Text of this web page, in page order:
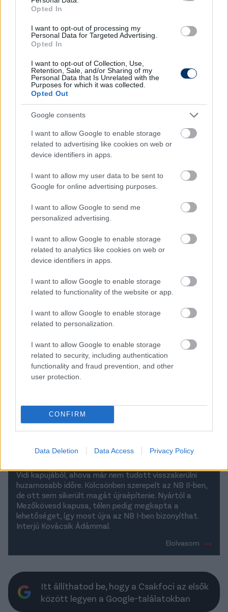
Opted In
I want to opt-out of processing my
Personal Data for Targeted Advertising.
Opted In
I want to opt-out of Collection, Use,
Retention, Sale, and/or Sharing of my
Personal Data that Is Unrelated with the
Purposes for which it was collected.
Opted Out
Google consents
I want to allow Google to enable storage
related to advertising like cookies on web or
device identifiers in apps.
I want to allow my user data to be sent to
Google for online advertising purposes.
I want to allow Google to send me
personalized advertising.
I want to allow Google to enable storage
related to analytics like cookies on web or
device identifiers in apps.
I want to allow Google to enable storage
related to functionality of the website or app.
I want to allow Google to enable storage
related to personalization.
I want to allow Google to enable storage
related to security, including authentication
functionality and fraud prevention, and other
user protection.
CONFIRM
Data Deletion Data Access Privacy Policy
stabil formációt, amely sikeres lehet az Eb-n.
- A hazai pálya, a szurkolók viszont szárnyat
adhatnak a német csapatnak. Ami pedig
Magyarországot illeti: ha úgy játszik, mint a
kvalifikáció során, akkor sikeres lehet, és
továbbjuthat az egyenes kieséses szakaszba
mondta 61 éves tréner.
A magyarokat a 2016-os kontinensviadalon a
nyolcaddöntőig vezető Storck az interjú végén szót
ejtett a Ferencváros és az Olimpiakosz 16 közé
jutásért zajló párharcáról a Konferencia-ligában.
stadionjában jó esély mutatkozik arra, hogy
egygólos hátrányát ledolgozva továbbjusson a
magyar bajnok.
Az NB I nagy visszatérője a Vidiről és a
válogatottság után ott vagyok a nagy
semmiben"
szinten: bajnok volt, kupagyőztes, válogatott. Aztán
Vidi kapujából, ahova már nem tudott visszakerülni
huzamosabb időre. Kölcsönben szerepelt az NB II-ben,
de ott sem sikerült magát újraépítenie. Nyártól a
Mezőkövesd kapusa, télen pedig megkapta a
lehetőséget, így most újra az NB I-ben bizonyíthat.
Interjú Kovácsik Ádámmal.
Elolvasom
Itt állíthatod be, hogy a Csakfoci az elsők
között legyen a Google-találatokban